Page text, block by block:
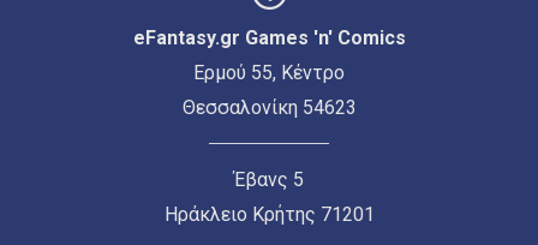
eFantasy.gr Games 'n' Comics
Ερμού 55, Κέντρο
Θεσσαλονίκη 54623
Έβανς 5
Ηράκλειο Κρήτης 71201